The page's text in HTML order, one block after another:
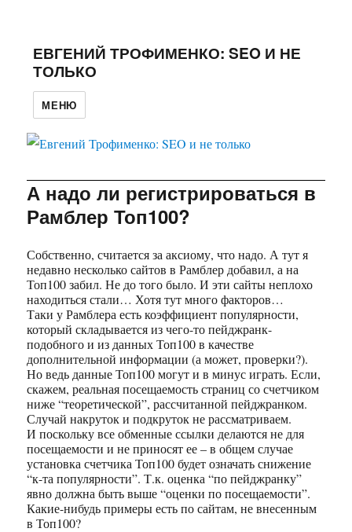
ЕВГЕНИЙ ТРОФИМЕНКО: SEO И НЕ
ТОЛЬКО
МЕНЮ
А надо ли регистрироваться в
Рамблер Топ100?
Собственно, считается за аксиому, что надо. А тут я
недавно несколько сайтов в Рамблер добавил, а на
Топ100 забил. Не до того было. И эти сайты неплохо
находиться стали… Хотя тут много факторов…
Таки у Рамблера есть коэффициент популярности,
который складывается из чего-то пейджранк-
подобного и из данных Топ100 в качестве
дополнительной информации (а может, проверки?).
Но ведь данные Топ100 могут и в минус играть. Если,
скажем, реальная посещаемость страниц со счетчиком
ниже “теоретической”, рассчитанной пейджранком.
Случай накруток и подкруток не рассматриваем.
И поскольку все обменные ссылки делаются не для
посещаемости и не приносят ее – в общем случае
установка счетчика Топ100 будет означать снижение
“к-та популярности”. Т.к. оценка “по пейджранку”
явно должна быть выше “оценки по посещаемости”.
Какие-нибудь примеры есть по сайтам, не внесенным
в Топ100?